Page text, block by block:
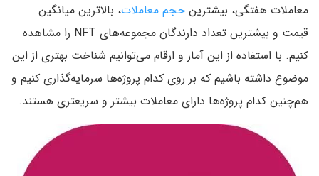
معاملات هفتگی، بیشترین حجم معاملات، بالاترین میانگین
قیمت و بیشترین تعداد دارندگان مجموعه‌های NFT را مشاهده
کنیم. با استفاده از این آمار و ارقام می‌توانیم شناخت بهتری از این
موضوع داشته باشیم که بر روی کدام پروژه‌ها سرمایه‌گذاری کنیم و
هم‌چنین کدام پروژه‌ها دارای معاملات بیشتر و سریعتری هستند.